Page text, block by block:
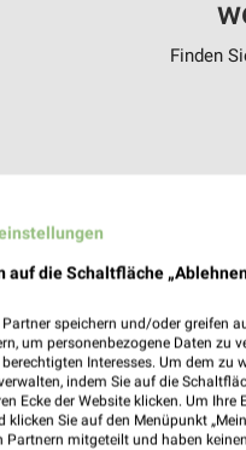
Finden
auf die Schaltfläche
speichern und/oder greifen
um personenbezogene Daten zu
Interesses. Um dem zu
indem Sie auf die
Ecke der Website klicken. Um
klicken Sie auf den Menüpunkt
Partnern mitgeteilt und haben